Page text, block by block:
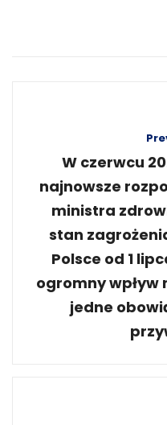
W czerwcu
najnowsze
ministra
stan
Polsce od 1
ogromny wpływ
jedne